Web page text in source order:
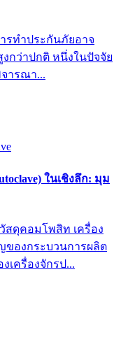
รทำประกันภัยอาจ
กว่าปกติ หนึ่งในปัจจัย
ารณา...
ในเชิงลึก: มุม
สดุคอมโพสิท เครื่อง
ของกระบวนการผลิต
เครื่องจักรป...